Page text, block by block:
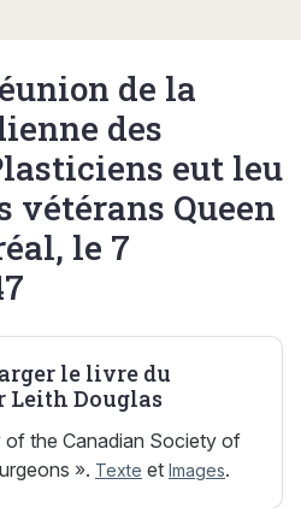
de la
des
eut leu
vétérans Queen
le 7
le livre du
Leith Douglas
of the Canadian Society of
». Texte et Images.